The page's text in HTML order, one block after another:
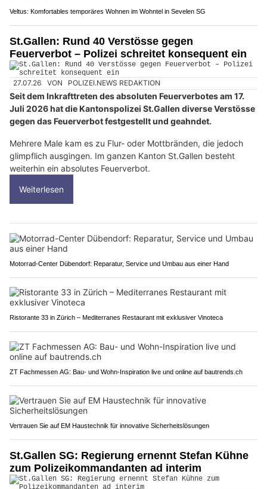
Veltus: Komfortables temporäres Wohnen im Wohntel in Sevelen SG
St.Gallen: Rund 40 Verstösse gegen
Feuerverbot – Polizei schreitet konsequent ein
27.07.26 VON POLIZEI.NEWS REDAKTION
Seit dem Inkrafttreten des absoluten Feuerverbotes am 17.
Juli 2026 hat die Kantonspolizei St.Gallen diverse Verstösse
gegen das Feuerverbot festgestellt und geahndet.
Mehrere Male kam es zu Flur- oder Mottbränden, die jedoch
glimpflich ausgingen. Im ganzen Kanton St.Gallen besteht
weiterhin ein absolutes Feuerverbot.
Weiterlesen
Motorrad-Center Dübendorf: Reparatur, Service und Umbau aus einer Hand
Ristorante 33 in Zürich – Mediterranes Restaurant mit exklusiver Vinoteca
ZT Fachmessen AG: Bau- und Wohn-Inspiration live und online auf bautrends.ch
Vertrauen Sie auf EM Haustechnik für innovative Sicherheitslösungen
St.Gallen SG: Regierung ernennt Stefan Kühne
zum Polizeikommandanten ad interim